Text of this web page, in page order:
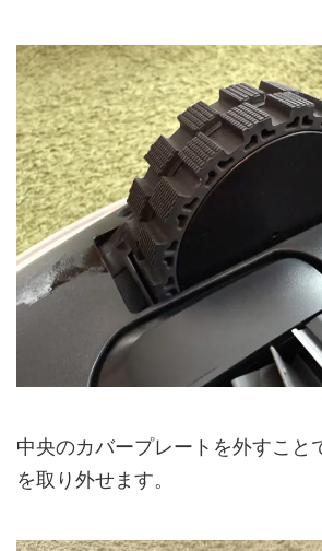
中央のカバープレートを外すこと
を取り外せます。